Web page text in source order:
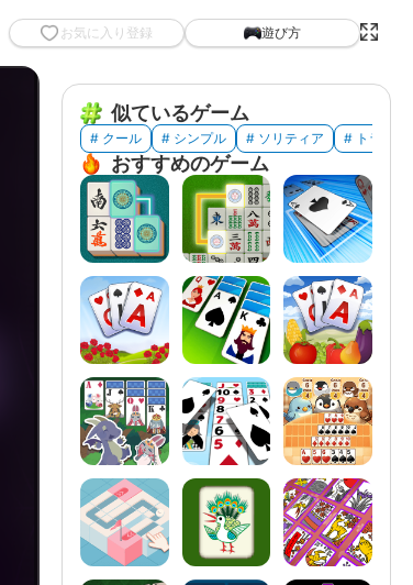
お気に入り登録 遊び方
似ているゲーム
# クール # シンプル # ソリティア # トランプ
おすすめのゲーム